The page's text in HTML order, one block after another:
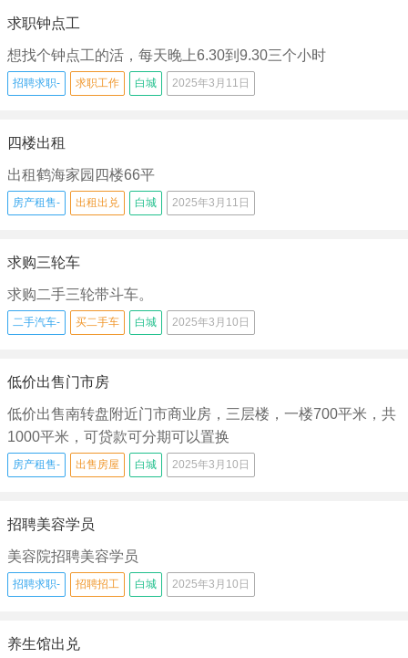
求职钟点工
想找个钟点工的活，每天晚上6.30到9.30三个小时
招聘求职- 求职工作 白城 2025年3月11日
四楼出租
出租鹤海家园四楼66平
房产租售- 出租出兑 白城 2025年3月11日
求购三轮车
求购二手三轮带斗车。
二手汽车- 买二手车 白城 2025年3月10日
低价出售门市房
低价出售南转盘附近门市商业房，三层楼，一楼700平米，共
1000平米，可贷款可分期可以置换
房产租售- 出售房屋 白城 2025年3月10日
招聘美容学员
美容院招聘美容学员
招聘求职- 招聘招工 白城 2025年3月10日
养生馆出兑